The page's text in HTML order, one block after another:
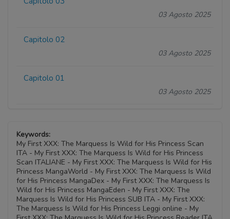
03 Agosto 2025
Capitolo 02
03 Agosto 2025
Capitolo 01
03 Agosto 2025
Keywords:
My First XXX: The Marquess Is Wild for His Princess Scan
ITA - My First XXX: The Marquess Is Wild for His Princess
Scan ITALIANE - My First XXX: The Marquess Is Wild for His
Princess MangaWorld - My First XXX: The Marquess Is Wild
for His Princess MangaDex - My First XXX: The Marquess Is
Wild for His Princess MangaEden - My First XXX: The
Marquess Is Wild for His Princess SUB ITA - My First XXX:
The Marquess Is Wild for His Princess Leggi online - My